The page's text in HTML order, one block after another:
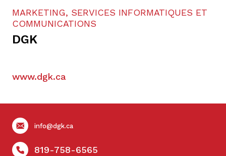
MARKETING, SERVICES INFORMATIQUES ET
COMMUNICATIONS
DGK
www.dgk.ca
info@dgk.ca
819-758-6565